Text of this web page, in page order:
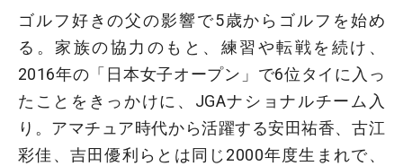
ゴルフ好きの父の影響で5歳からゴルフを始め
る。家族の協力のもと、練習や転戦を続け、
2016年の「日本女子オープン」で6位タイに入っ
たことをきっかけに、JGAナショナルチーム入
り。アマチュア時代から活躍する安田祐香、古江
彩佳、吉田優利らとは同じ2000年度生まれで、